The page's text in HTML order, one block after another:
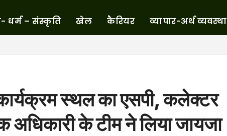
धर्म – संस्कृति खेल कैरियर व्यापार-अर्थ व्यवस्था
स्थल का एसपी, कलेक्टर
के टीम ने लिया जायजा